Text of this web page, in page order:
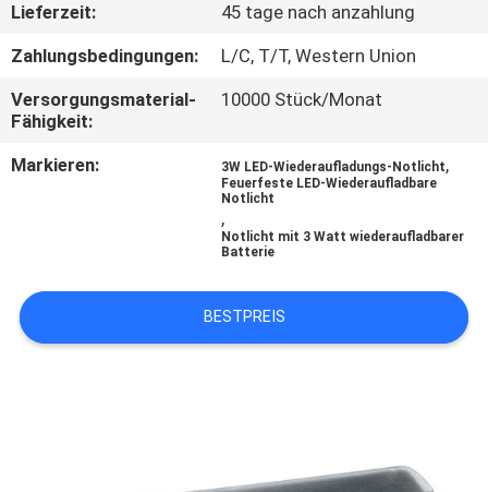
MIT
UNS
IN
VERBINDUNG
SITEMAP
Lieferzeit:
45 tage nach anzahlung
Zahlungsbedingungen:
L/C, T/T, Western Union
Versorgungsmaterial-
Fähigkeit:
10000 Stück/Monat
Markieren: 3W LED-Wiederaufladungs-Notlicht,
Feuerfeste LED-Wiederaufladbare
Notlicht
,
Notlicht mit 3 Watt wiederaufladbarer
Batterie
BESTPREIS